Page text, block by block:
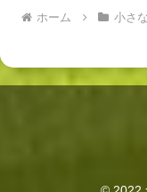
ホーム 小さ